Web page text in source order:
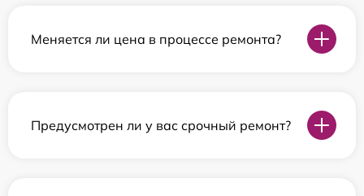
Меняется ли цена в процессе ремонта?
Предусмотрен ли у вас срочный ремонт?